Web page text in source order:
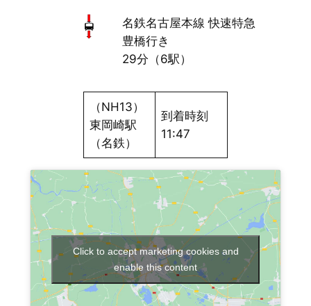
名鉄名古屋本線 快速特急
豊橋行き
29分（6駅）
（NH13）
東岡崎駅
（名鉄）
到着時刻
11:47
Click to accept marketing cookies and
enable this content